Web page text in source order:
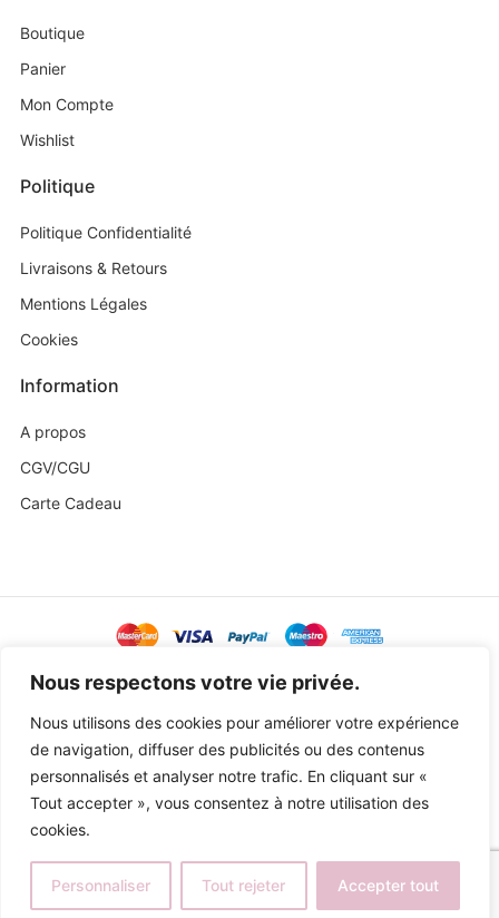
Nous respectons votre vie privée.
Nous utilisons des cookies pour améliorer votre expérience
de navigation, diffuser des publicités ou des contenus
personnalisés et analyser notre trafic. En cliquant sur «
Tout accepter », vous consentez à notre utilisation des
cookies.
Personnaliser Tout rejeter Accepter tout
Boutique
Panier
Mon Compte
Wishlist
Politique
Politique Confidentialité
Livraisons & Retours
Mentions Légales
Cookies
Information
A propos
CGV/CGU
Carte Cadeau
@ Copyright 2023 Baby Sweetness byAgence Exoa